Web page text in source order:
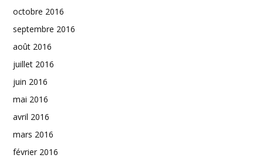
octobre 2016
septembre 2016
août 2016
juillet 2016
juin 2016
mai 2016
avril 2016
mars 2016
février 2016